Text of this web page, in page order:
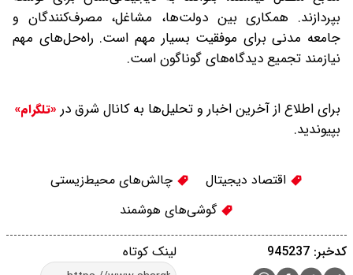
بپردازند. همکاری بین دولت‌ها، مشاغل، مصرف‌کنندگان و
جامعه مدنی برای موفقیت بسیار مهم است. راه‌حل‌های مهم
نیازمند تجمیع دیدگاه‌های گوناگون است.
برای اطلاع از آخرین اخبار و تحلیل‌ها به کانال شرق در «تلگرام»
بپیوندید.
اقتصاد دیجیتال
چالش‌های محیط‌زیستی
گوشی‌های هوشمند
لینک کوتاه کدخبر: 945237